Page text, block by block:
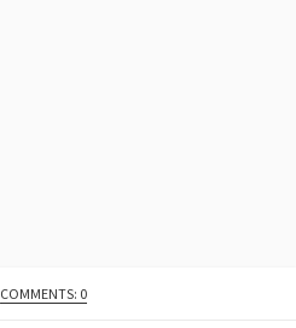
COMMENTS: 0